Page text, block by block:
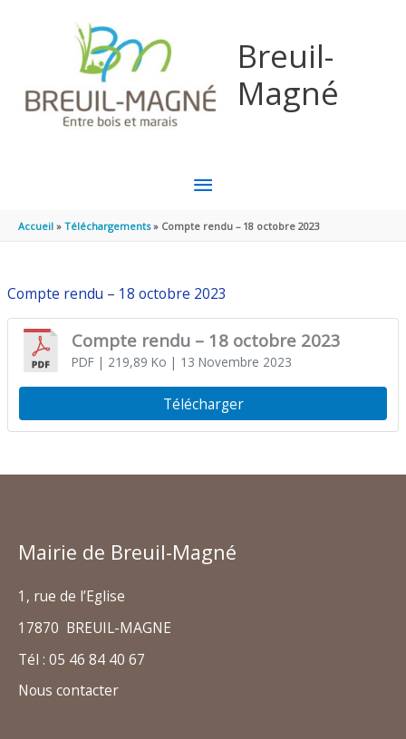
Breuil-
Magné
MENU
PRINCIPAL
Accueil Téléchargements Compte rendu – 18 octobre 2023
Compte rendu – 18 octobre 2023
Compte rendu – 18 octobre 2023
PDF| 219,89 Ko | 13 Novembre 2023
Télécharger
Mairie de Breuil-Magné
1, rue de l’Eglise
17870 BREUIL-MAGNE
Tél : 05 46 84 40 67
Nous contacter